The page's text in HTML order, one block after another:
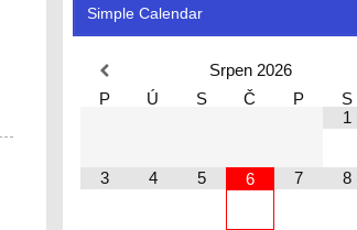
Simple Calendar
Srpen 2026
P
Ú S Č P S
1
3 4 5 6 7 8